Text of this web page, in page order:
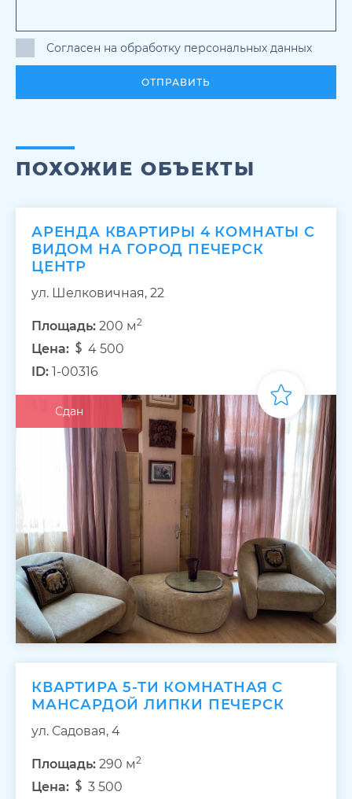
Согласен на обработку персональных данных
ОТПРАВИТЬ
ПОХОЖИЕ ОБЪЕКТЫ
АРЕНДА КВАРТИРЫ 4 КОМНАТЫ С
ВИДОМ НА ГОРОД ПЕЧЕРСК
ЦЕНТР
ул. Шелковичная, 22
Площадь: 200 м2
Цена:
4 500
ID: 1-00316
Сдан
КВАРТИРА 5-ТИ КОМНАТНАЯ С
МАНСАРДОЙ ЛИПКИ ПЕЧЕРСК
ул. Садовая, 4
Площадь: 290 м2
Цена:
3 500